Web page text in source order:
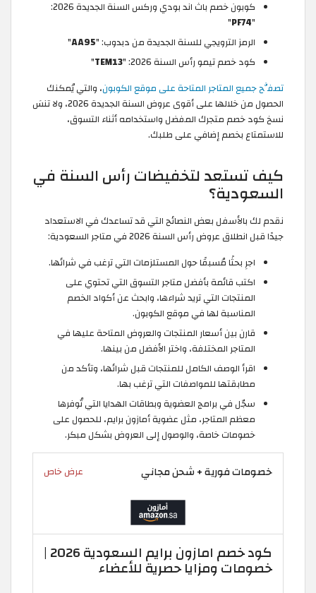
كوبون خصم باث اند بودي وركس السنة الجديدة 2026:
"
PF74
"
الرمز الترويجي للسنة الجديدة من دبدوب: "AA95
"
كود خصم تيمو رأس السنة 2026: "
TEM13
"
تصفَّح جميع المتاجر المتاحة على موقع الكوبون، والتي يُمكنك
الحصول من خلالها على أقوى عروض السنة الجديدة 2026، ولا تنسَ
نسخ كود خصم متجرك المفضل واستخدامه أثناء التسوق،
للاستمتاع بخصم إضافي على طلبك.
كيف تستعد لتخفيضات رأس السنة في
السعودية؟
نقدم لك بالأسفل بعض النصائح التي قد تساعدك في الاستعداد
جيدًا قبل انطلاق عروض رأس السنة 2026 في متاجر السعودية:
اجرِ بحثًا مُسبقًا حول المستلزمات التي ترغب في شرائها.
اكتب قائمة بأفضل متاجر التسوق التي تحتوي على
المنتجات التي تريد شراءها، وابحث عن أكواد الخصم
المناسبة لها في موقع الكوبون.
قارن بين أسعار المنتجات والعروض المتاحة عليها في
المتاجر المختلفة، واختر الأفضل من بينها.
اقرأ الوصف الكامل للمنتجات قبل شرائها، وتأكد من
مطابقتها للمواصفات التي ترغب بها.
سجّل في برامج العضوية وبطاقات الهدايا التي تُوفرها
معظم المتاجر، مثل عضوية أمازون برايم، للحصول على
خصومات خاصة، والوصول إلى العروض بشكل مبكر.
خصومات فورية + شحن مجاني عرض خاص
كود خصم امازون برايم السعودية 2026 |
خصومات ومزايا حصرية للأعضاء